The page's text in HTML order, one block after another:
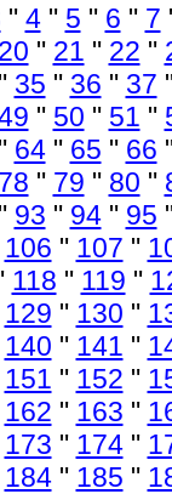
" 4" 5 " 6 " 7
20 " 21 " 22 "
35 " 36 " 37
" 50 " 51 "
" 64" 65 " 66
78 " 79 " 80 "
" 93 " 94" 95
106 " 107 "
118 " 119 "
129 " 130 "
140 " 141 "
151 " 152 "
162 " 163 "
173 " 174"
184" 185 "